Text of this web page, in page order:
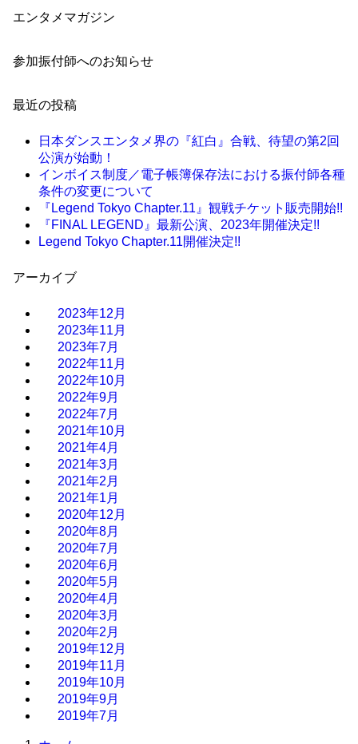
エンタメマガジン
参加振付師へのお知らせ
最近の投稿
日本ダンスエンタメ界の『紅白』合戦、待望の第2回
公演が始動！
インボイス制度／電子帳簿保存法における振付師各種
条件の変更について
『Legend Tokyo Chapter.11』観戦チケット販売開始!!
『FINAL LEGEND』最新公演、2023年開催決定!!
Legend Tokyo Chapter.11開催決定!!
アーカイブ
2023年12月
2023年11月
2023年7月
2022年11月
2022年10月
2022年9月
2022年7月
2021年10月
2021年4月
2021年3月
2021年2月
2021年1月
2020年12月
2020年8月
2020年7月
2020年6月
2020年5月
2020年4月
2020年3月
2020年2月
2019年12月
2019年11月
2019年10月
2019年9月
2019年7月